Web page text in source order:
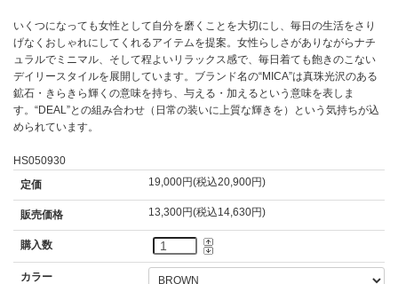
いくつになっても女性として自分を磨くことを大切にし、毎日の生活をさり
げなくおしゃれにしてくれるアイテムを提案。女性らしさがありながらナチ
ュラルでミニマル、そして程よいリラックス感で、毎日着ても飽きのこない
デイリースタイルを展開しています。ブランド名の“MICA”は真珠光沢のある
鉱石・きらきら輝くの意味を持ち、与える・加えるという意味を表しま
す。“DEAL”との組み合わせ（日常の装いに上質な輝きを）という気持ちが込
められています。
HS050930
定価
19,000円(税込20,900円)
販売価格 13,300円(税込14,630円)
購入数
カラー